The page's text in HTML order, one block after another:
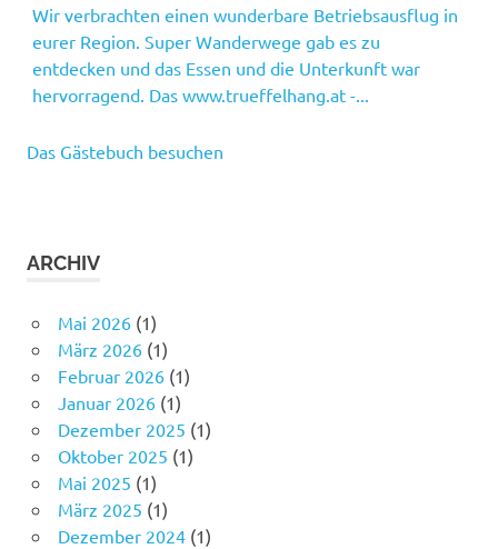
Wir verbrachten einen wunderbare Betriebsausflug in
eurer Region. Super Wanderwege gab es zu
entdecken und das Essen und die Unterkunft war
hervorragend. Das www.trueffelhang.at -...
Martina/21. Januar 2019
Gratulation zu eurem tollen Tanzabend! Gelungene
Versnstaltung!
März 2026(1)
Februar 2026(1)
Januar 2026(1)
Dezember 2025
Oktober 2025(1)
Mai 2025(1)
März 2025(1)
Dezember 2024
Oktober 2024(1)